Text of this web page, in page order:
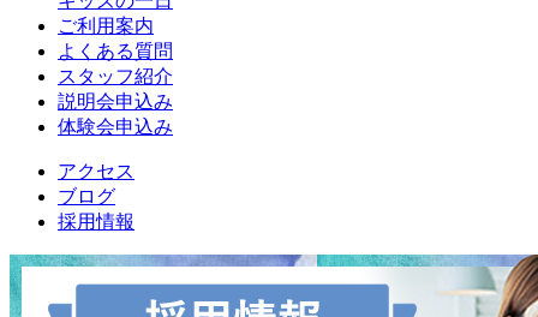
ご利用案内
よくある質問
スタッフ紹介
説明会申込み
体験会申込み
アクセス
ブログ
採用情報